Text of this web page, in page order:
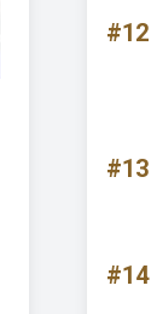
#12
#13
#14